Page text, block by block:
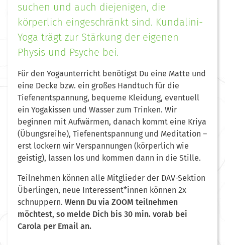
suchen und auch diejenigen, die
körperlich eingeschränkt sind. Kundalini-
Yoga trägt zur Stärkung der eigenen
Physis und Psyche bei.
Für den Yogaunterricht benötigst Du eine Matte und
eine Decke bzw. ein großes Handtuch für die
Tiefenentspannung, bequeme Kleidung, eventuell
ein Yogakissen und Wasser zum Trinken. Wir
beginnen mit Aufwärmen, danach kommt eine Kriya
(Übungsreihe), Tiefenentspannung und Meditation –
erst lockern wir Verspannungen (körperlich wie
geistig), lassen los und kommen dann in die Stille.
Teilnehmen können alle Mitglieder der DAV-Sektion
Überlingen, neue Interessent*innen können 2x
schnuppern. Wenn Du via ZOOM teilnehmen
möchtest, so melde Dich bis 30 min. vorab bei
Carola per Email an.